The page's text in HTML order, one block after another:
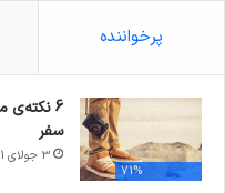
پرخواننده
71%
6
سفر
3 جولای 2021